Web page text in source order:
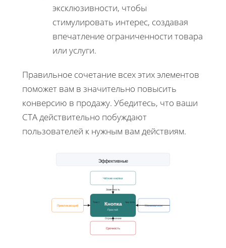
эксклюзивности, чтобы
стимулировать интерес, создавая
впечатление ограниченности товара
или услуги.
Правильное сочетание всех этих элементов
поможет вам в значительно повысить
конверсию в продажу. Убедитесь, что ваши
CTA действительно побуждают
пользователей к нужным вам действиям.
Эффективные
Чёткие кнопки
Привлекающий Кнопка
Простой
Минимализм
Срочность
Заметность
Текст Чистота
Ограничение